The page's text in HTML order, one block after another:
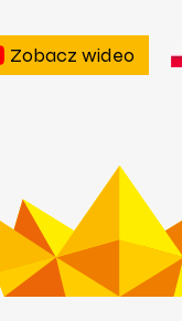
Zobacz wideo